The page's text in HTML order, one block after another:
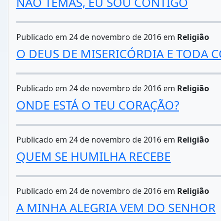
Publicado em 24 de novembro de 2016 em Religião
O DEUS DE MISERICÓRDIA E TODA
Publicado em 24 de novembro de 2016 em Religião
ONDE ESTÁ O TEU CORAÇÃO?
Publicado em 24 de novembro de 2016 em Religião
QUEM SE HUMILHA RECEBE
Publicado em 24 de novembro de 2016 em Religião
A MINHA ALEGRIA VEM DO SENHOR